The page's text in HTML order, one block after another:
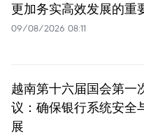
更加务实高效发展的重
09/08/2026 08:11
越南第十六届国会第一
议：确保银行系统安全
展